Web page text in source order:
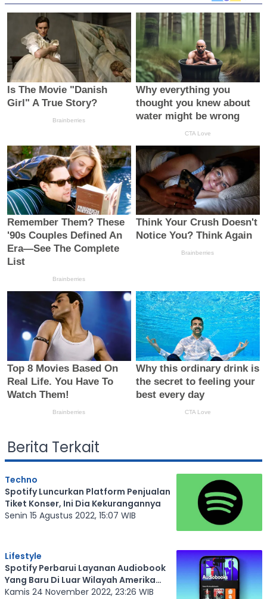
Berita Terkait
Techno
Spotify Luncurkan Platform Penjualan
Tiket Konser, Ini Dia Kekurangannya
Senin 15 Agustus 2022, 15:07 WIB
Lifestyle
Spotify Perbarui Layanan Audiobook
Yang Baru Di Luar Wilayah Amerika
Serikat
Kamis 24 November 2022, 23:26 WIB